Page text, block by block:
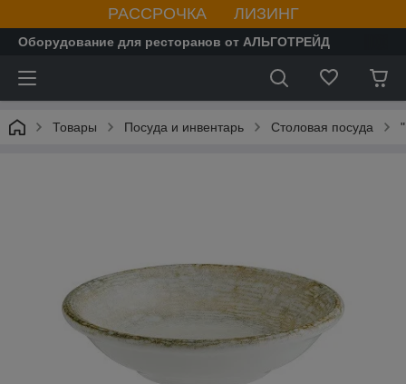
РАССРОЧКА ЛИЗИНГ
Оборудование для ресторанов от АЛЬГОТРЕЙД
Товары Посуда и инвентарь Столовая посуда